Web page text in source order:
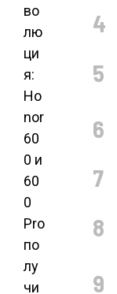
во
лю
ци
я:
Ho
nor
60
0 и
60
0
Pro
по
лу
чи